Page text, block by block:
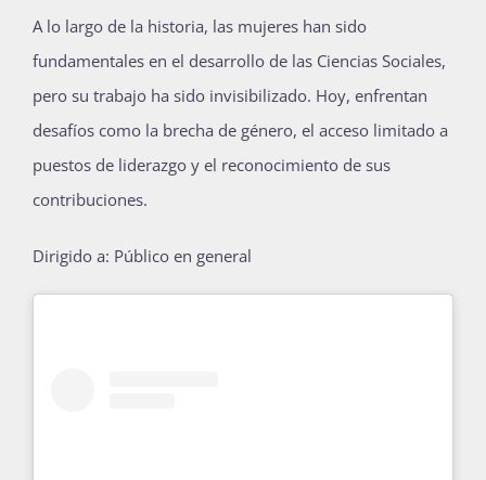
Recursos
Súmate
Bienvenida generación 2027-1
A lo largo de la historia, las mujeres han sido
fundamentales en el desarrollo de las Ciencias Sociales,
pero su trabajo ha sido invisibilizado. Hoy, enfrentan
desafíos como la brecha de género, el acceso limitado a
puestos de liderazgo y el reconocimiento de sus
contribuciones.
Dirigido a: Público en general